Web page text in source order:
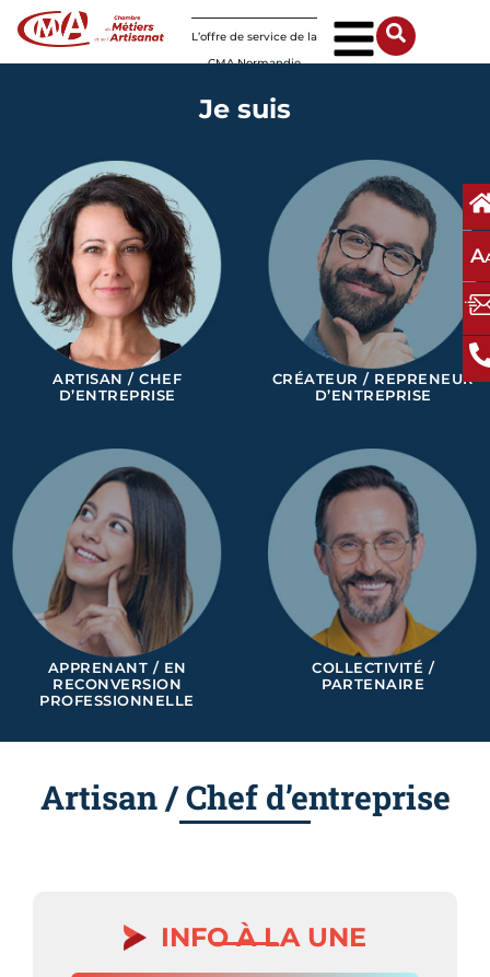
L’offre de service de la
CMA Normandie
A
Je suis
ARTISAN / CHEF
D’ENTREPRISE
CRÉATEUR / REPRENEUR
D’ENTREPRISE
APPRENANT / EN
RECONVERSION
PROFESSIONNELLE
COLLECTIVITÉ /
PARTENAIRE
Artisan / Chef d’entreprise
INFO À LA UNE
Panneau de gestion des cookies